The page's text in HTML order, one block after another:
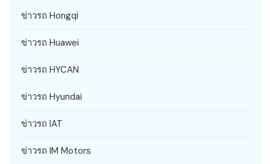
ข่าวรถ Hongqi
ข่าวรถ Huawei
ข่าวรถ HYCAN
ข่าวรถ Hyundai
ข่าวรถ IAT
ข่าวรถ IM Motors